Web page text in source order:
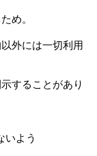
め。
外には一切利用
することがあり
いよう